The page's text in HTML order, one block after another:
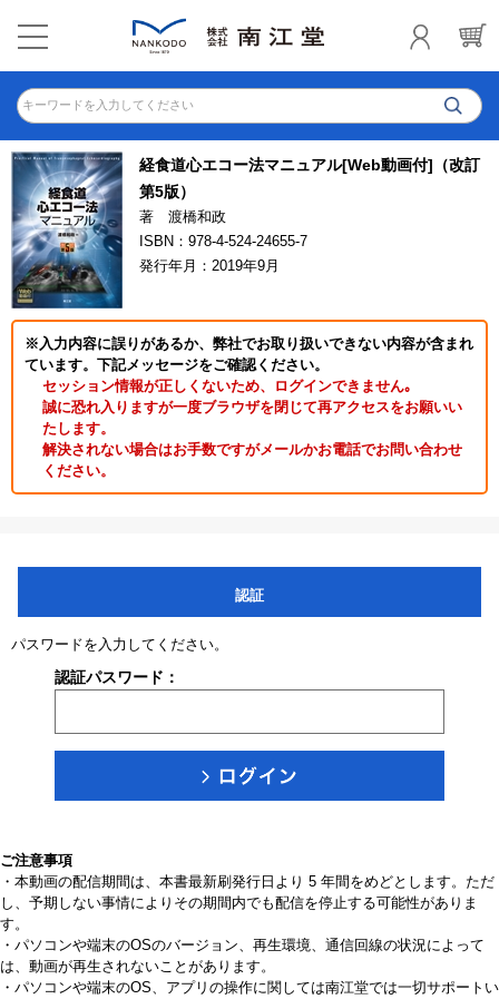
キーワードを入力してください
経食道心エコー法マニュアル[Web動画付]（改訂
第5版）
著 渡橋和政
ISBN：978-4-524-24655-7
発行年月：2019年9月
※入力内容に誤りがあるか、弊社でお取り扱いできない内容が含まれ
ています。下記メッセージをご確認ください。
セッション情報が正しくないため、ログインできません｡
誠に恐れ入りますが一度ブラウザを閉じて再アクセスをお願いい
たします。
解決されない場合はお手数ですがメールかお電話でお問い合わせ
ください。
認証
パスワードを入力してください。
認証パスワード：
ご注意事項
・本動画の配信期間は、本書最新刷発行日より 5 年間をめどとします。ただ
し、予期しない事情によりその期間内でも配信を停止する可能性がありま
す。
・パソコンや端末のOSのバージョン、再生環境、通信回線の状況によって
は、動画が再生されないことがあります。
・パソコンや端末のOS、アプリの操作に関しては南江堂では一切サポートい